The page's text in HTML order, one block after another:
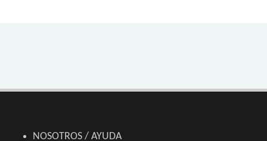
NOSOTROS / AYUDA